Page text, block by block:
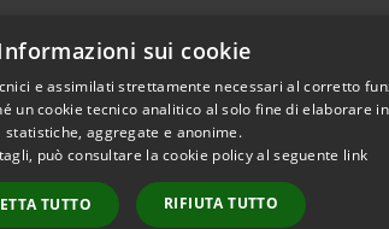
Copyright © 2026 •
sui cookie
e assimilati strettamente necessari al corretto
un cookie tecnico analitico al solo fine di elaborare
statistiche, aggregate e anonime.
può consultare la cookie policy al seguente link
TUTTO RIFIUTA TUTTO